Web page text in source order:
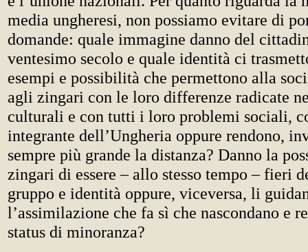
media ungheresi, non possiamo evitare di
domande: quale immagine danno del
ventesimo secolo e quale identità ci
esempi e possibilità che permettono alla
agli zingari con le loro differenze radicate
culturali e con tutti i loro problemi sociali,
integrante dell’Ungheria oppure rendono,
sempre più grande la distanza? Danno la
zingari di essere – allo stesso tempo – fieri
gruppo e identità oppure, viceversa, li
l’assimilazione che fa sì che nascondano e
status di minoranza?